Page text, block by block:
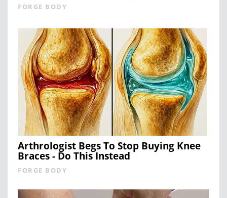
FORGE BODY
Arthrologist Begs To Stop Buying Knee
Braces - Do This Instead
FORGE BODY